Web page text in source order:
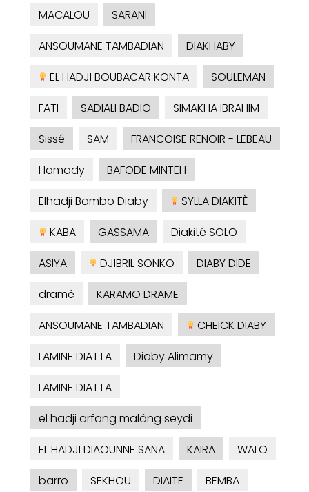
MACALOU
SARANI
ANSOUMANE TAMBADIAN
DIAKHABY
EL HADJI BOUBACAR KONTA
SOULEMAN
FATI
SADIALI BADIO
SIMAKHA IBRAHIM
Sissé
SAM
FRANCOISE RENOIR - LEBEAU
Hamady
BAFODE MINTEH
Elhadji Bambo Diaby
SYLLA DIAKITÈ
KABA
GASSAMA
Diakité SOLO
ASIYA
DJIBRIL SONKO
DIABY DIDE
dramé
KARAMO DRAME
ANSOUMANE TAMBADIAN
CHEICK DIABY
LAMINE DIATTA
Diaby Alimamy
LAMINE DIATTA
el hadji arfang malâng seydi
EL HADJI DIAOUNNE SANA
KAIRA
WALO
barro
SEKHOU DIAITE
BEMBA